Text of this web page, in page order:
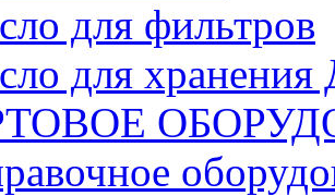
для фильтров
для